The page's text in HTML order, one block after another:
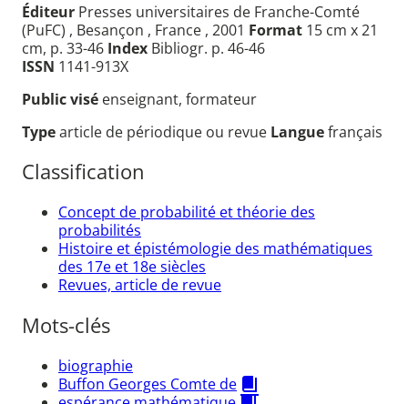
Éditeur Presses universitaires de Franche-Comté
(PuFC) , Besançon , France , 2001 Format 15 cm x 21
cm, p. 33-46 Index Bibliogr. p. 46-46
ISSN 1141-913X
Public visé enseignant, formateur
Typearticle de périodique ou revue Languefrançais
Classification
Concept de probabilité et théorie des
probabilités
Histoire et épistémologie des mathématiques
des 17e et 18e siècles
Revues, article de revue
Mots-clés
biographie
Buffon Georges Comte de